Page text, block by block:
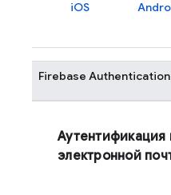
iOS
Firebase Authentication
Аутентификация
электронной